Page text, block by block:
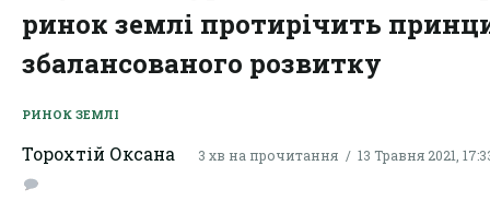
ринок землі протирічить
збалансованого розвитку
РИНОК ЗЕМЛІ
Торохтій Оксана 3 хв на прочитання 13 Травня 2021,